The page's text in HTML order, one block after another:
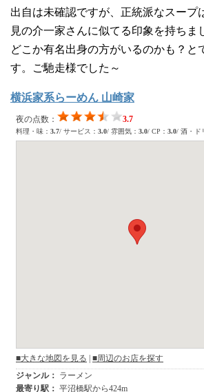
出自は未確認ですが、正統派なスープ
見の介一家さんに似てる印象を持ちま
どこか有名出身の方がいるのかも？と
す。ご馳走様でした～
横浜家系らーめん 山崎家